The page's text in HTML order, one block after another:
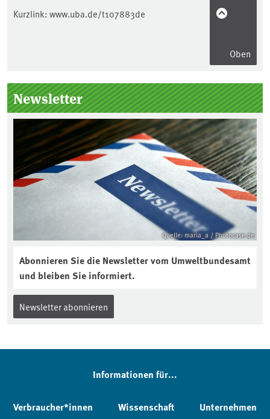
Kurzlink: www.uba.de/t107883de
Oben
Seitenleiste
Newsletter
Quelle: maria_a / Photocase.de
Abonnieren Sie die Newsletter vom Umweltbundesamt
und bleiben Sie informiert.
Newsletter abonnieren
Informationen für...
Verbraucher*innen Wissenschaft Unternehmen